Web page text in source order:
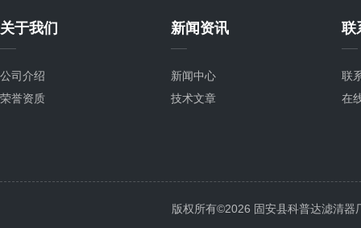
关于我们
公司介绍
荣誉资质
新闻资讯
新闻中心
技术文章
联
联
在
版权所有©2026 固安县科普达滤清